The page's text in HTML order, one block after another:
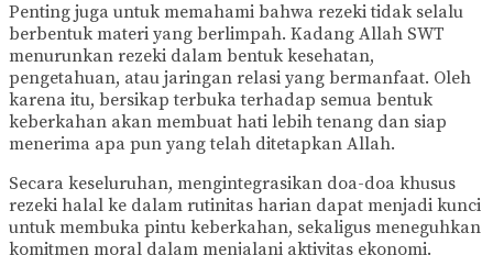
Penting juga untuk memahami bahwa rezeki tidak selalu
berbentuk materi yang berlimpah. Kadang Allah SWT
menurunkan rezeki dalam bentuk kesehatan,
pengetahuan, atau jaringan relasi yang bermanfaat. Oleh
karena itu, bersikap terbuka terhadap semua bentuk
keberkahan akan membuat hati lebih tenang dan siap
menerima apa pun yang telah ditetapkan Allah.
Secara keseluruhan, mengintegrasikan doa-doa khusus
rezeki halal ke dalam rutinitas harian dapat menjadi kunci
untuk membuka pintu keberkahan, sekaligus meneguhkan
komitmen moral dalam menjalani aktivitas ekonomi.